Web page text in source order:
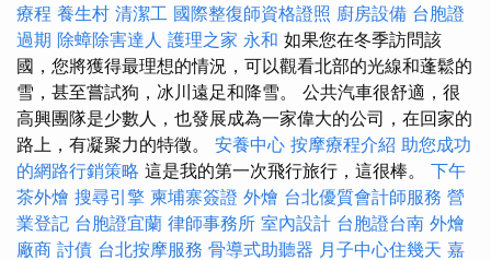
療程 養生村 清潔工 國際整復師資格證照 廚房設備 台胞證
過期 除蟑除害達人 護理之家 永和 如果您在冬季訪問該
國，您將獲得最理想的情況，可以觀看北部的光線和蓬鬆的
雪，甚至嘗試狗，冰川遠足和降雪。 公共汽車很舒適，很
高興團隊是少數人，也發展成為一家偉大的公司，在回家的
路上，有凝聚力的特徵。 安養中心 按摩療程介紹 助您成功
的網路行銷策略 這是我的第一次飛行旅行，這很棒。 下午
茶外燴 搜尋引擎 柬埔寨簽證 外燴 台北優質會計師服務 營
業登記 台胞證宜蘭 律師事務所 室內設計 台胞證台南 外燴
廠商 討債 台北按摩服務 骨導式助聽器 月子中心住幾天 嘉